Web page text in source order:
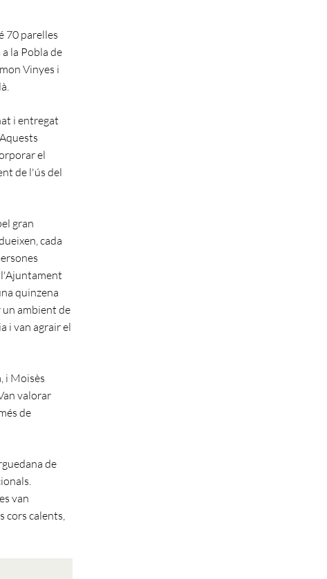
70 parelles
la Pobla de
Vinyes i
i entregat
el
de l'ús del
gran
cada
l'Ajuntament
quinzena
un ambient de
i van agrair el
i Moisès
valorar
de
de
van
cors calents,